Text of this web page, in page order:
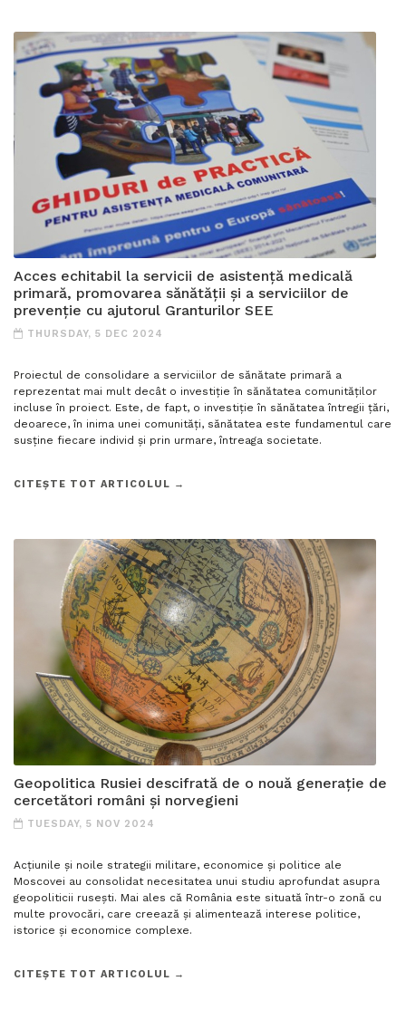
Acces echitabil la servicii de asistență medicală
primară, promovarea sănătății și a serviciilor de
prevenție cu ajutorul Granturilor SEE
THURSDAY, 5 DEC 2024
Proiectul de consolidare a serviciilor de sănătate primară a
reprezentat mai mult decât o investiție în sănătatea comunităților
incluse în proiect. Este, de fapt, o investiție în sănătatea întregii țări,
deoarece, în inima unei comunități, sănătatea este fundamentul care
susține fiecare individ și prin urmare, întreaga societate.
CITEȘTE TOT ARTICOLUL →
Geopolitica Rusiei descifrată de o nouă generație de
cercetători români și norvegieni
TUESDAY, 5 NOV 2024
Acțiunile și noile strategii militare, economice și politice ale
Moscovei au consolidat necesitatea unui studiu aprofundat asupra
geopoliticii rusești. Mai ales că România este situată într-o zonă cu
multe provocări, care creează și alimentează interese politice,
istorice și economice complexe.
CITEȘTE TOT ARTICOLUL →